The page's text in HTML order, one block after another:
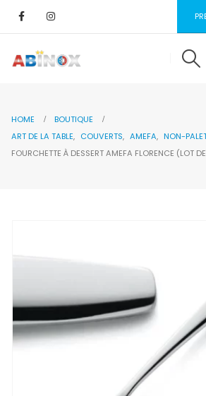
HOME
BOUTIQUE
ART DE LA TABLE, COUVERTS, AMEFA, NON-
FOURCHETTE À DESSERT AMEFA FLORENCE (LOT